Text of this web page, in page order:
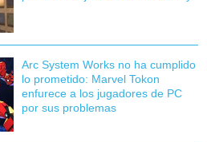
Arc System Works no ha cumplido
lo prometido: Marvel Tokon
enfurece a los jugadores de PC
por sus problemas